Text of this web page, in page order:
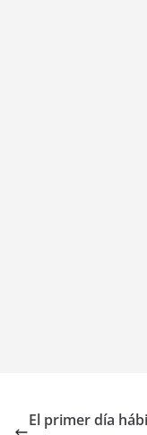
El primer día